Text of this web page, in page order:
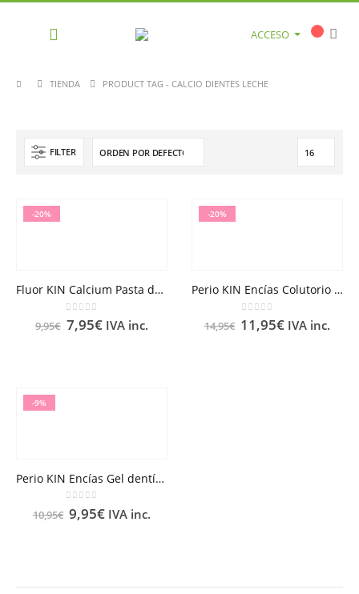
ACCESO
TIENDA PRODUCT TAG - CALCIO DIENTES LECHE
FILTER
-20%
Fluor KIN Calcium Pasta dentífrica 75 ml
0out of 5
9,95€ 7,95€ IVA inc.
-20%
Perio KIN Encías Colutorio 250 ml
0 out of 5
14,95€ 11,95€ IVA inc.
-9%
Perio KIN Encías Gel dentífrico 30 ml
0out of 5
10,95€ 9,95€ IVA inc.